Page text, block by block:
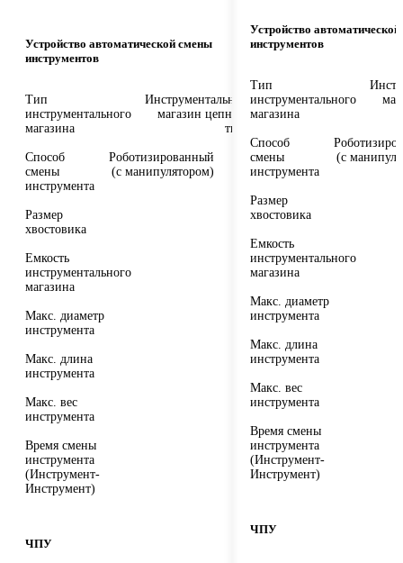
Устройство автоматической смены
инструментов
Тип
инструментального
магазина
Инструментальный
магазин цепного
типа
Способ
смены
инструмента
Роботизированный
(с манипулятором)
Размер
хвостовика
Емкость
инструментального
магазина
Макс. диаметр
инструмента
Макс. длина
инструмента
Макс. вес
инструмента
Время смены
инструмента
(Инструмент-
Инструмент)
ЧПУ
Устройство
инструментов
Тип
инструментального
магазина
Способ
смены
инструмента
(с
Размер
хвостовика
Емкость
инструментального
магазина
Макс. диаметр
инструмента
Макс. длина
инструмента
Макс. вес
инструмента
Время смены
инструмента
(Инструмент-
Инструмент)
ЧПУ